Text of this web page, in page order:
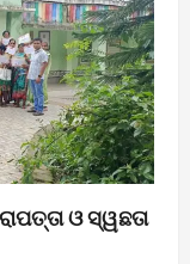
ଓ ସ୍ୱଛତା